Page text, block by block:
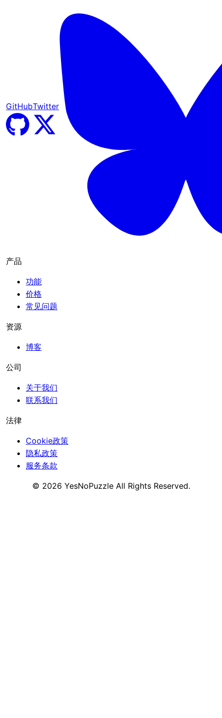
GitHubTwitter
产品
功能
价格
常见问题
资源
博客
公司
关于我们
联系我们
法律
Cookie政策
隐私政策
服务条款
© 2026 YesNoPuzzleAll Rights Reserved.